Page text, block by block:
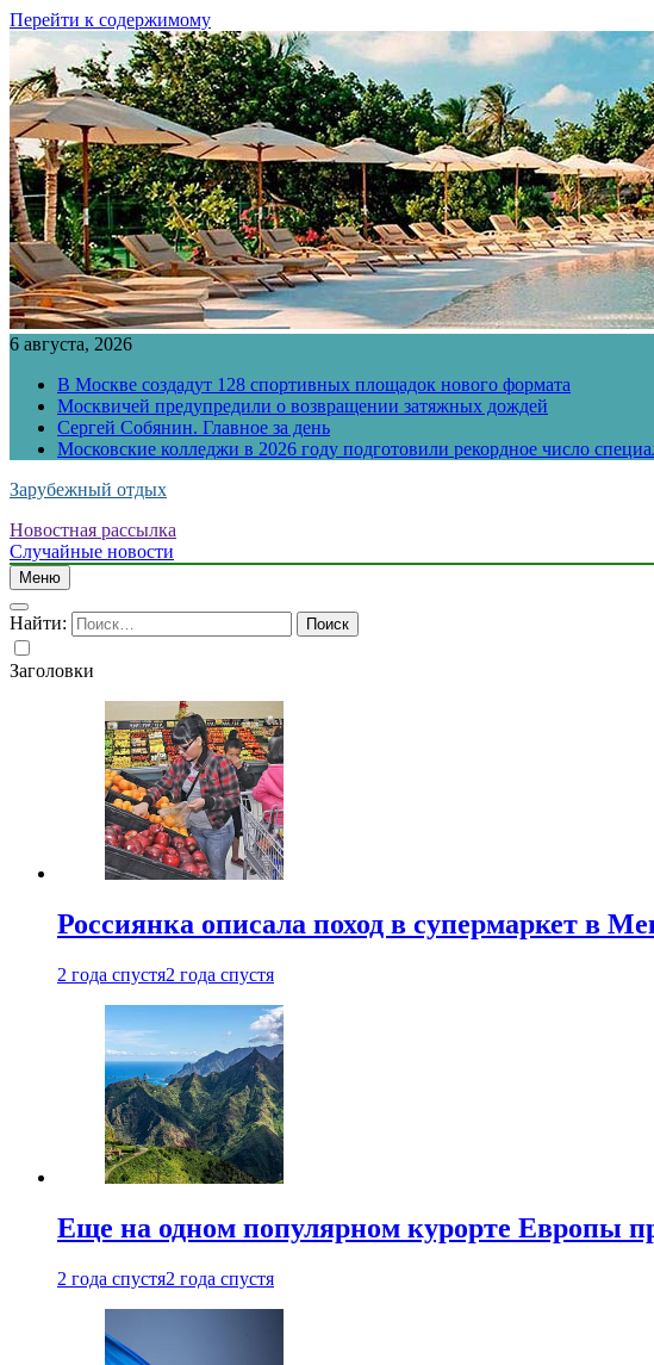
Перейти к содержимому
6 августа, 2026
В Москве создадут 128 спортивных площадок нового формата
Москвичей предупредили о возвращении затяжных дождей
Сергей Собянин. Главное за день
Московские колледжи в 2026 году подготовили рекордное число
Зарубежный отдых
Новостная рассылка
Случайные новости
Меню
Найти:
Заголовки
Россиянка описала поход в супермаркет в
2 года спустя2 года спустя
Еще на одном популярном курорте Европы
2 года спустя2 года спустя